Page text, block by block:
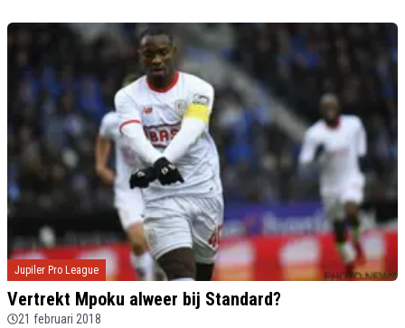
Jupiler Pro League
Vertrekt Mpoku alweer bij Standard?
21 februari 2018